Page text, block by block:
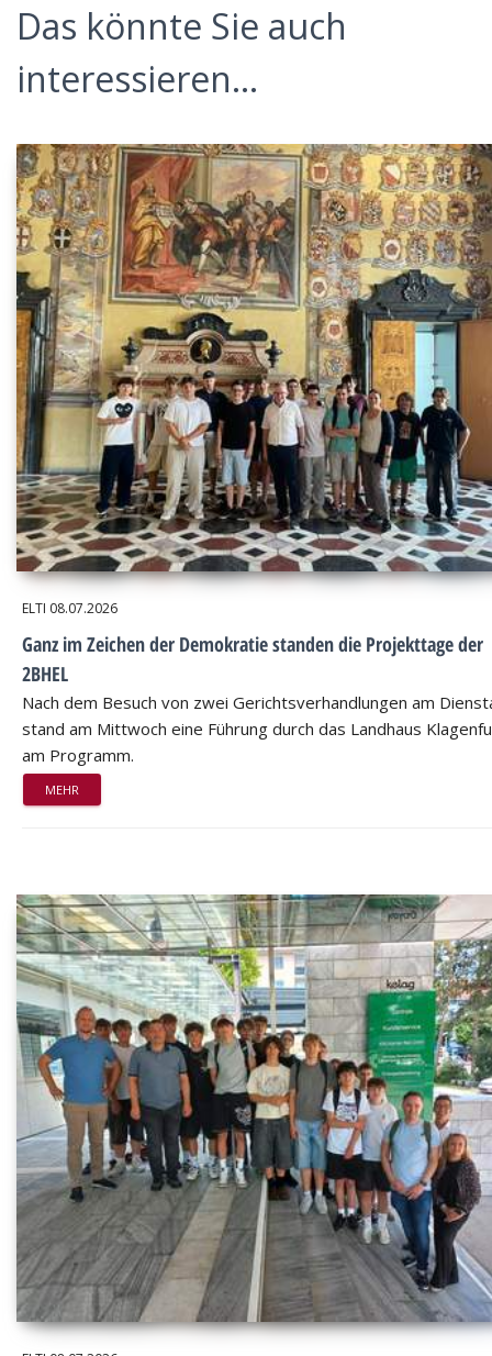
Das könnte Sie auch
interessieren...
ELTI 08.07.2026
Ganz im Zeichen der Demokratie standen die Projekttage der
2BHEL
Nach dem Besuch von zwei Gerichtsverhandlungen am
stand am Mittwoch eine Führung durch das Landhaus
am Programm.
MEHR